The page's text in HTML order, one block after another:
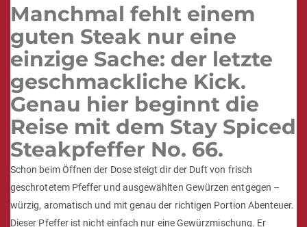
Manchmal fehlt einem
guten Steak nur eine
einzige Sache: der letzte
geschmackliche Kick.
Genau hier beginnt die
Reise mit dem Stay Spiced
Steakpfeffer No. 66.
Schon beim Öffnen der Dose steigt dir der Duft von frisch
geschrotetem Pfeffer und ausgewählten Gewürzen entgegen –
würzig, aromatisch und mit genau der richtigen Portion Abenteuer.
Dieser Pfeffer ist nicht einfach nur eine Gewürzmischung. Er